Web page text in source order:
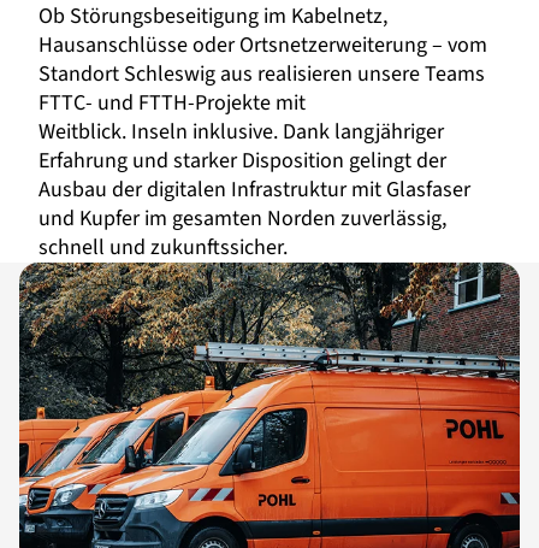
Ob Störungsbeseitigung im Kabelnetz,
Hausanschlüsse oder Ortsnetzerweiterung – vom
Standort Schleswig aus realisieren unsere Teams
FTTC- und FTTH-Projekte mit
Weitblick. Inseln inklusive. Dank langjähriger
Erfahrung und starker Disposition gelingt der
Ausbau der digitalen Infrastruktur mit Glasfaser
und Kupfer im gesamten Norden zuverlässig,
schnell und zukunftssicher.